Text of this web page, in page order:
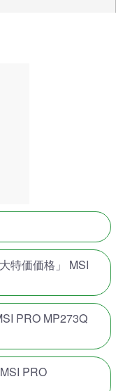
特価価格」 MSI
PRO MP273Q
PRO